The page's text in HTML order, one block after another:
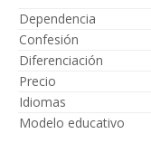
Dependencia
Confesión
Diferenciación
Precio
Idiomas
Modelo educativo